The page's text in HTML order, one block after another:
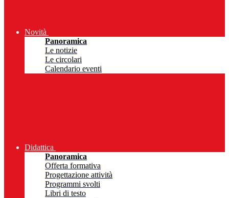
Novità
Panoramica
Le notizie
Le circolari
Calendario eventi
Didattica
Panoramica
Offerta formativa
Progettazione attività
Programmi svolti
Libri di testo